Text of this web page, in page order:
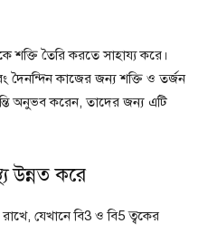
শক্তি তৈরি করতে সাহায্য করে।
দৈনন্দিন কাজের জন্য শক্তি ও তর্জন
অনুভব করেন, তাদের জন্য এটি
উন্নত করে
রাখে, যেখানে বি3 ও বি5 ত্বকের